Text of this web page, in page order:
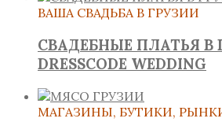
ВАША СВАДЬБА В ГРУЗИИ
СВАДЕБНЫЕ ПЛАТЬЯ В
DRESSCODE WEDDING
МАГАЗИНЫ, БУТИКИ,